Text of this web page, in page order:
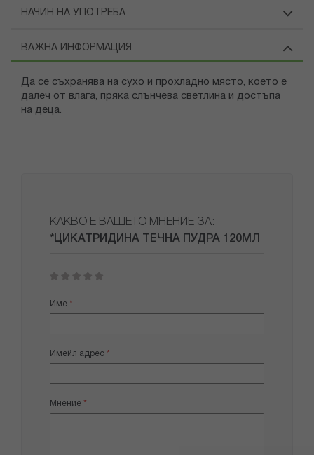
НАЧИН НА УПОТРЕБА
ВАЖНА ИНФОРМАЦИЯ
Да се съхранява на сухо и прохладно място, което е
далеч от влага, пряка слънчева светлина и достъпа
на деца.
КАКВО Е ВАШЕТО МНЕНИЕ ЗА:
*ЦИКАТРИДИНА ТЕЧНА ПУДРА 120МЛ
star
stars
stars
stars
stars
Име
Имейл адрес
Мнение